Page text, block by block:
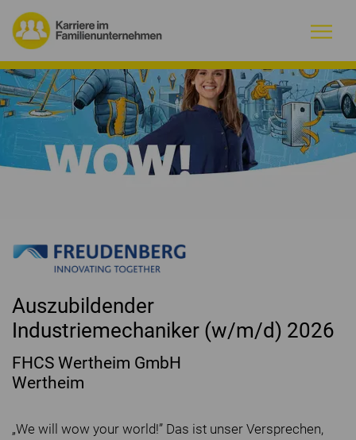
Warum Familienunternehmen?
Firmenprofile
Jobs
Initiative
Kontakt
Auszubildender
Industriemechaniker (w/m/d) 2026
FHCS Wertheim GmbH
Wertheim
„We will wow your world!” Das ist unser Versprechen,